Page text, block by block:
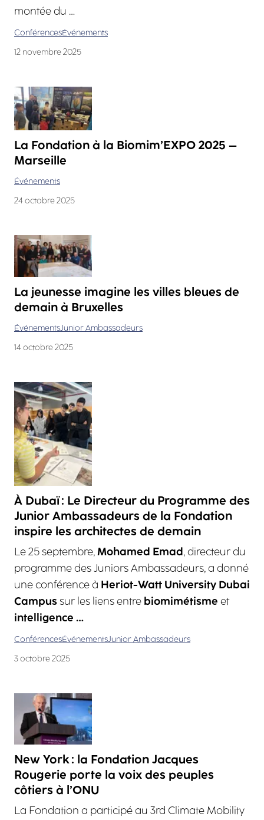
montée du …
ConférencesÉvénements
12 novembre 2025
La Fondation à la Biomim’EXPO 2025 –
Marseille
Événements
24 octobre 2025
La jeunesse imagine les villes bleues de
demain à Bruxelles
ÉvénementsJunior Ambassadeurs
14 octobre 2025
À Dubaï : Le Directeur du Programme des
Junior Ambassadeurs de la Fondation
inspire les architectes de demain
Le 25 septembre,Mohamed Emad, directeur du
programme des Juniors Ambassadeurs, a donné
une conférence à Heriot-Watt University Dubai
Campussur les liens entre biomimétisme et
intelligence …
ConférencesÉvénementsJunior Ambassadeurs
3 octobre 2025
New York : la Fondation Jacques
Rougerie porte la voix des peuples
côtiers à l’ONU
La Fondation a participé au 3rd Climate Mobility